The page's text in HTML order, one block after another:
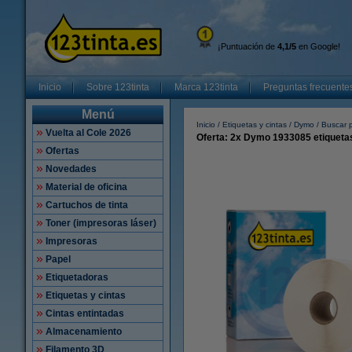
¡Puntuación de 4,1/5 en Google!
Inicio Sobre 123tinta Marca 123tinta Preguntas
Menú
Vuelta al Cole 2026
Ofertas
Novedades
Material de oficina
Cartuchos de tinta
Toner (impresoras láser)
Impresoras
Papel
Etiquetadoras
Etiquetas y cintas
Cintas entintadas
Almacenamiento
Filamento 3D
Inicio Etiquetas y cintas Dymo Buscar
Oferta: 2x Dymo 1933085